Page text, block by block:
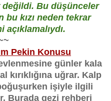
Bu düşünceler
bu kızı neden tekrar
Pekin Konusu
günler kala
uğrar. Kalp
işiyle ilgili
Burada gezi rehberi